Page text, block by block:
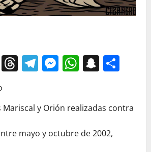
Facebook
Threads
Telegram
Messenger
Mariscal y Orión realizadas contra
mayo y octubre de 2002,